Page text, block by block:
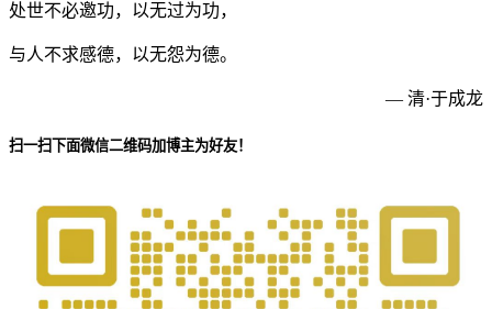
处世不必邀功，以无过为功，
与人不求感德，以无怨为德。
— 清·于成龙
扫一扫下面微信二维码加博主为好友！